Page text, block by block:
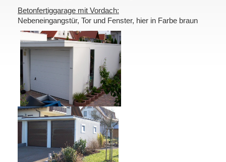
Betonfertiggarage mit Vordach:
Nebeneingangstür, Tor und Fenster, hier in Farbe braun